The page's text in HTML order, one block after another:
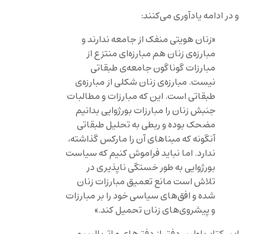
و در ادامه یادآوری می‌کنند:
«زنان هویتی منفک از جامعه ندارند و
مبارزه‌ی زنان هم مبارزه‌ای منتزع از
مبارزات گوناگون جامعه‌ی طبقاتی
نیست. مبارزه‌ی زنان شکلی از مبارزه‌ی
طبقاتی است. این که مبارزات و مطالبات
جنبش زنان را مبارزات بورژوایی بدانیم
مضحک بوده و ربطی به تحلیل طبقاتی
آنگونه که مبناهای آن را مارکس گذاشته،
ندارد. اما نباید فراموش کنیم که سیاست
بورژوایی به طور خستگی ناپذیری در
تلاش است مانع تعمیق مبارزات زنان
شده و افق‌های سیاسی خود را بر مبارزات
و پیشروی‌های زنان تحمیل کند.»